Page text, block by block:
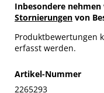
Inbesondere
Stornierungen von
Produktbewertungen
erfasst werden.
Artikel-Nummer
2265293